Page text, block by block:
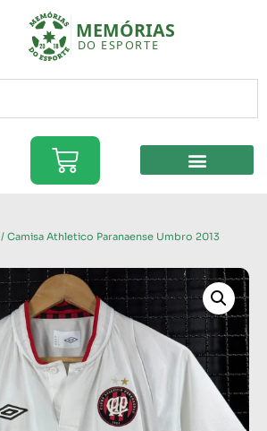
/ Camisa Athletico Paranaense Umbro 2013